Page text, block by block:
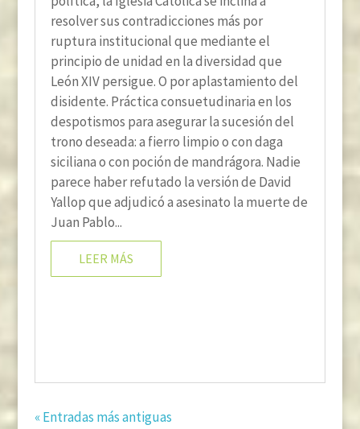
resolver sus contradicciones más por
ruptura institucional que mediante el
principio de unidad en la diversidad que
León XIV persigue. O por aplastamiento del
disidente. Práctica consuetudinaria en los
despotismos para asegurar la sucesión del
trono deseada: a fierro limpio o con daga
siciliana o con poción de mandrágora. Nadie
parece haber refutado la versión de David
Yallop que adjudicó a asesinato la muerte de
Juan Pablo...
LEER MÁS
« Entradas más antiguas